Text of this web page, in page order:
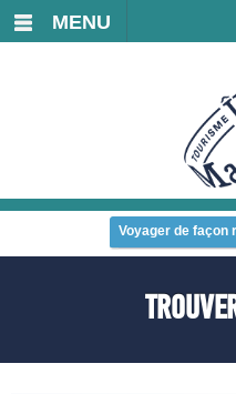
MENU
Voyager de façon